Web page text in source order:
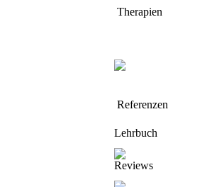
Therapien
Referenzen
Lehrbuch
Reviews